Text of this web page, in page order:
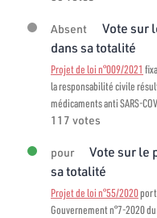
Absent
Vote sur
dans sa totalité
Projet de loi n°009/2021
la responsabilité civile
médicaments anti SARS-
117 votes
pour
Vote sur le
sa totalité
Projet de loi n°55/2020
Gouvernement n°7-2020